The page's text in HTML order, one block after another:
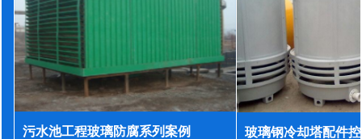
污水池工程玻璃防腐系列案例